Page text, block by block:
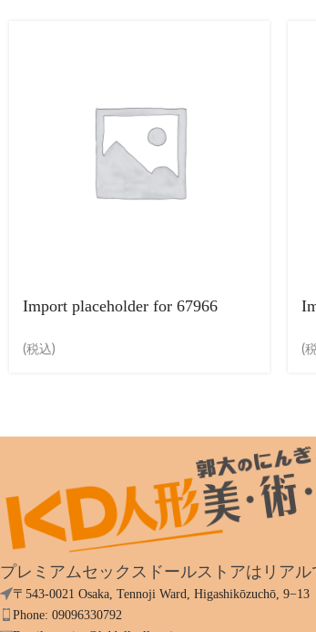
Import placeholder for 67966
(税込) (
プレミアムセックスドールストアはリア
〒543-0021 Osaka, Tennoji Ward, Higashikōzuchō,
Phone: 09096330792